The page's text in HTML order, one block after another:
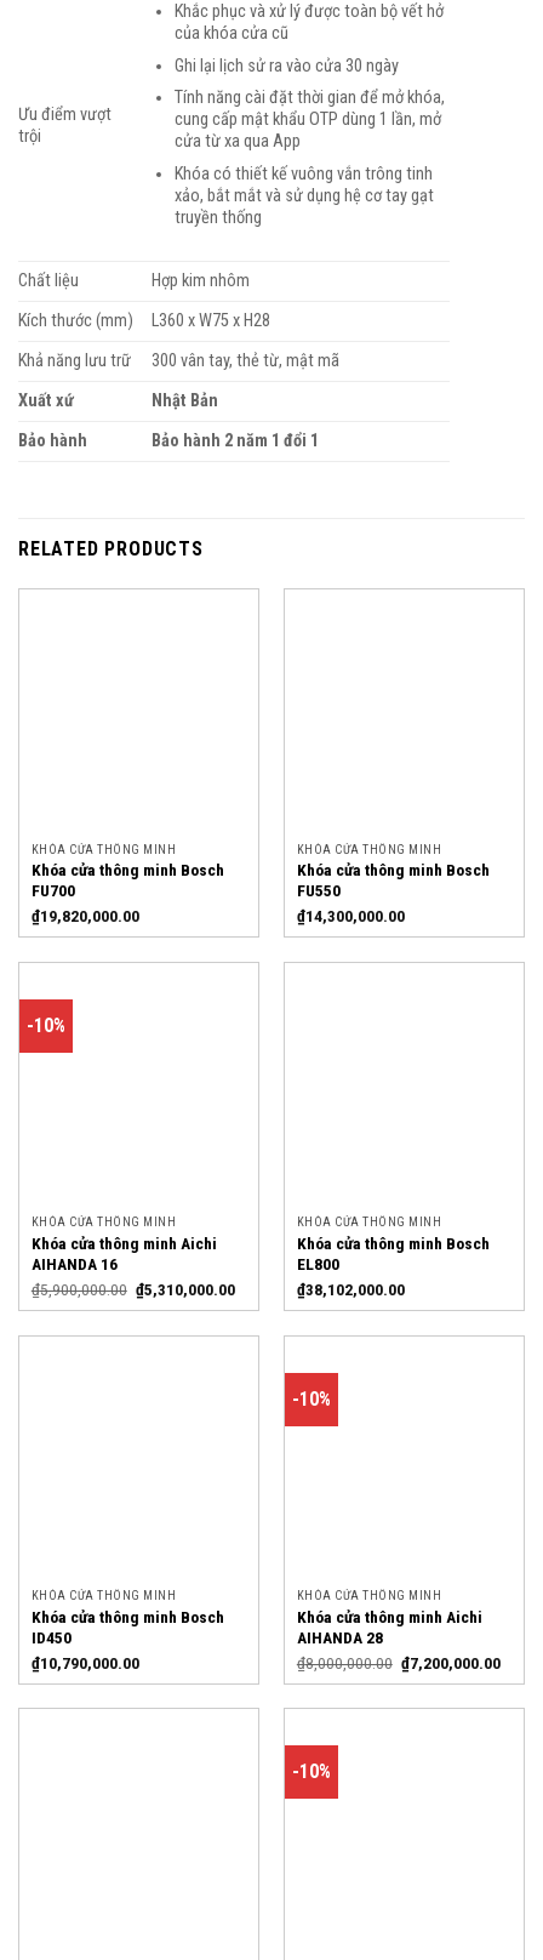
Ưu điểm vượt
trội
Khắc phục và xử lý được toàn bộ vết hở
của khóa cửa cũ
Ghi lại lịch sử ra vào cửa 30 ngày
Tính năng cài đặt thời gian để mở khóa,
cung cấp mật khẩu OTP dùng 1 lần, mở
cửa từ xa qua App
Khóa có thiết kế vuông vắn trông tinh
xảo, bắt mắt và sử dụng hệ cơ tay gạt
truyền thống
Chất liệu
Hợp kim nhôm
Kích thước (mm)
L360 x W75 x H28
Khả năng lưu trữ
300 vân tay, thẻ từ, mật mã
Xuất xứ
Nhật Bản
Bảo hành
Bảo hành 2 năm 1 đổi 1
RELATED PRODUCTS
KHÓA CỬA THÔNG MINH
Khóa cửa thông minh Bosch
FU700
₫19,820,000.00
KHÓA CỬA THÔNG MINH
Khóa cửa thông minh Bosch
FU550
₫14,300,000.00
-10%
KHÓA CỬA THÔNG MINH
Khóa cửa thông minh Aichi
AIHANDA 16
₫5,900,000.00 ₫5,310,000.00
KHÓA CỬA THÔNG MINH
Khóa cửa thông minh Bosch
EL800
₫38,102,000.00
KHÓA CỬA THÔNG MINH
Khóa cửa thông minh Bosch
ID450
₫10,790,000.00
-10%
KHÓA CỬA THÔNG MINH
Khóa cửa thông minh Aichi
AIHANDA 28
₫8,000,000.00 ₫7,200,000.00
-10%